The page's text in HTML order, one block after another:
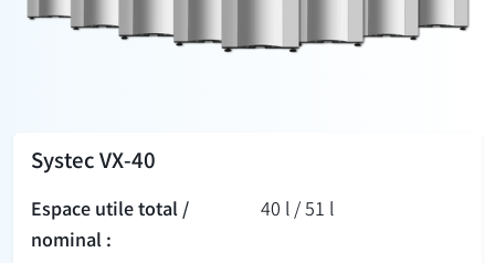
Systec VX-40
Espace utile total /
nominal :
40 l / 51 l